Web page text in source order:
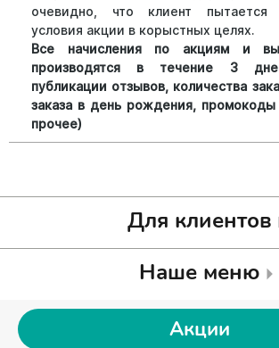
очевидно, что клиент пытается
условия акции в корыстных целях.
Все начисления по акциям и
производятся в течение 3
публикации отзывов, количества
заказа в день рождения,
прочее)
Для клиентов
Наше меню
Акции